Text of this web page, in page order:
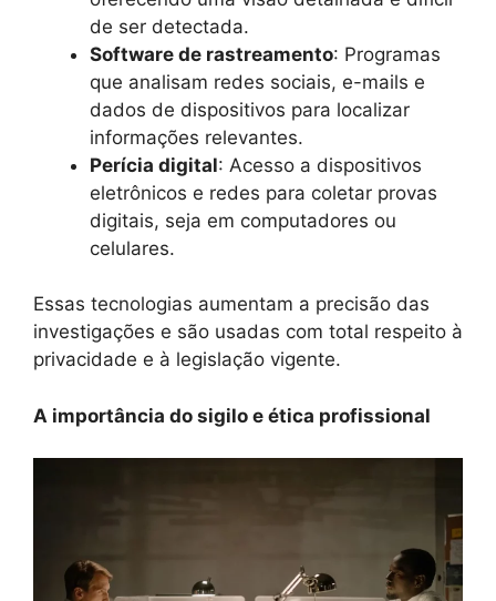
de ser detectada.
Software de rastreamento: Programas
que analisam redes sociais, e-mails e
dados de dispositivos para localizar
informações relevantes.
Perícia digital: Acesso a dispositivos
eletrônicos e redes para coletar provas
digitais, seja em computadores ou
celulares.
Essas tecnologias aumentam a precisão das
investigações e são usadas com total respeito à
privacidade e à legislação vigente.
A importância do sigilo e ética profissional